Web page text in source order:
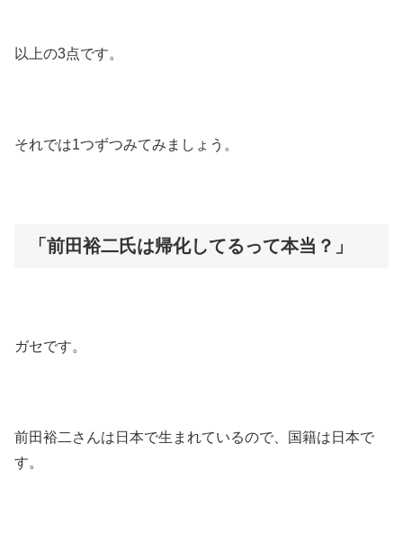
以上の3点です。
それでは1つずつみてみましょう。
「前田裕二氏は帰化してるって本当？」
ガセです。
前田裕二さんは日本で生まれているので、国籍は日本で
す。